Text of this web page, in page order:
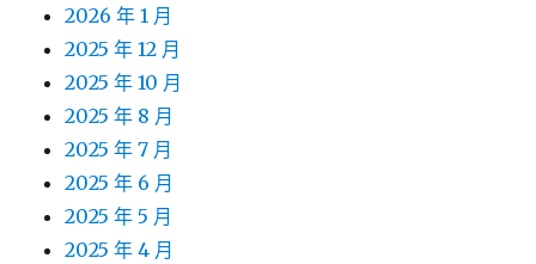
2026 年 1 月
2025 年 12 月
2025 年 10 月
2025 年 8 月
2025 年 7 月
2025 年 6 月
2025 年 5 月
2025 年 4 月